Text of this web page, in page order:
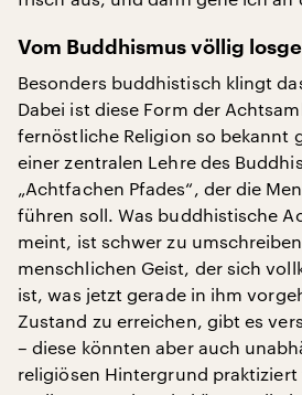
Vom Buddhismus völlig
Besonders buddhistisch klingt
Dabei ist diese Form der
fernöstliche Religion so bekannt
einer zentralen Lehre des
„Achtfachen Pfades“, der die
führen soll. Was buddhistische
meint, ist schwer zu
menschlichen Geist, der sich
ist, was jetzt gerade in ihm
Zustand zu erreichen, gibt es
– diese könnten aber auch
religiösen Hintergrund